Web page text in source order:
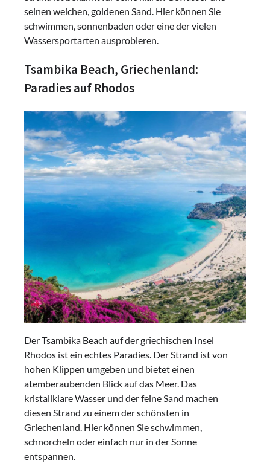
seinen weichen, goldenen Sand. Hier können Sie
schwimmen, sonnenbaden oder eine der vielen
Wassersportarten ausprobieren.
Tsambika Beach, Griechenland:
Paradies auf Rhodos
Der Tsambika Beach auf der griechischen Insel
Rhodos ist ein echtes Paradies. Der Strand ist von
hohen Klippen umgeben und bietet einen
atemberaubenden Blick auf das Meer. Das
kristallklare Wasser und der feine Sand machen
diesen Strand zu einem der schönsten in
Griechenland. Hier können Sie schwimmen,
schnorcheln oder einfach nur in der Sonne
entspannen.